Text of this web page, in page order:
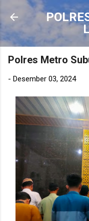
Polres Metro
- Desember 03, 2024